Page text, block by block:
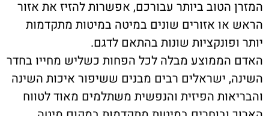
המזרן הטוב ביותר עבורכם, אפשרות להזיז את אזור
הראש או אזורים שונים במיטה במיטות מתקדמות
יותר ופונקציות שונות בהתאם לדגם.
האדם הממוצע מבלה לכל הפחות כשליש מחייו בחדר
השינה, ישראלים רבים מבנים ששיפור איכות השינה
והבריאות הפיזית והנפשית משתלמים מאוד לטווח